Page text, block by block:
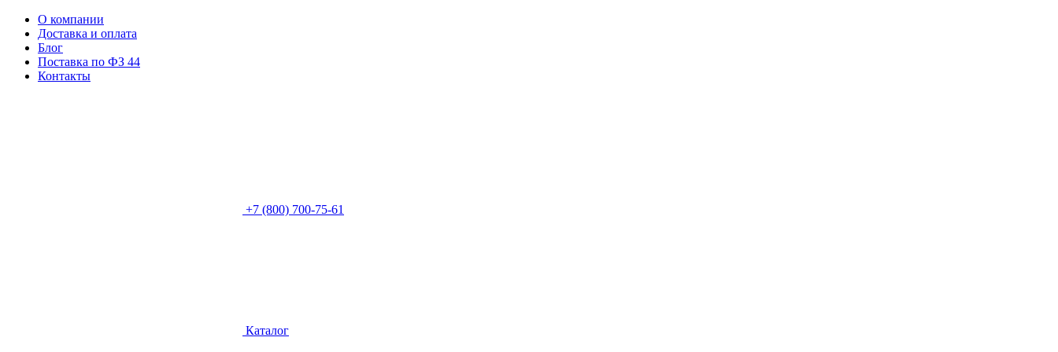
О компании
Доставка и оплата
Блог
Поставка по ФЗ 44
Контакты
+7 (800) 700-75-61
Каталог